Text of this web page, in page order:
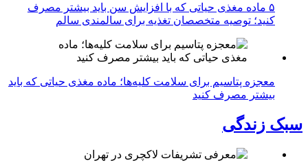
۵ ماده مغذی حیاتی که با افزایش سن باید بیشتر مصرف
کنید؛ توصیه متخصصان تغذیه برای سالمندی سالم
معجزه پتاسیم برای سلامت کلیه‌ها؛ ماده مغذی حیاتی که باید
بیشتر مصرف کنید
سبک زندگی